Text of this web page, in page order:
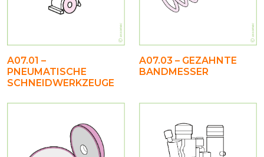
A07.01 –
PNEUMATISCHE
SCHNEIDWERKZEUGE
A07.03 – GEZAHNTE
BANDMESSER